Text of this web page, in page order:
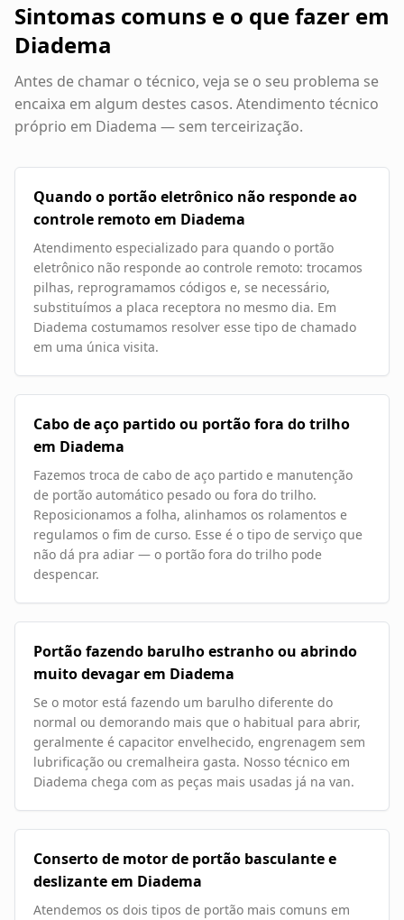
Sintomas comuns e o que fazer em
Diadema
Antes de chamar o técnico, veja se o seu problema se
encaixa em algum destes casos. Atendimento técnico
próprio em Diadema — sem terceirização.
Quando o portão eletrônico não responde ao
controle remoto em Diadema
Atendimento especializado para quando o portão
eletrônico não responde ao controle remoto: trocamos
pilhas, reprogramamos códigos e, se necessário,
substituímos a placa receptora no mesmo dia. Em
Diadema costumamos resolver esse tipo de chamado
em uma única visita.
Cabo de aço partido ou portão fora do trilho
em Diadema
Fazemos troca de cabo de aço partido e manutenção
de portão automático pesado ou fora do trilho.
Reposicionamos a folha, alinhamos os rolamentos e
regulamos o fim de curso. Esse é o tipo de serviço que
não dá pra adiar — o portão fora do trilho pode
despencar.
Portão fazendo barulho estranho ou abrindo
muito devagar em Diadema
Se o motor está fazendo um barulho diferente do
normal ou demorando mais que o habitual para abrir,
geralmente é capacitor envelhecido, engrenagem sem
lubrificação ou cremalheira gasta. Nosso técnico em
Diadema chega com as peças mais usadas já na van.
Conserto de motor de portão basculante e
deslizante em Diadema
Atendemos os dois tipos de portão mais comuns em